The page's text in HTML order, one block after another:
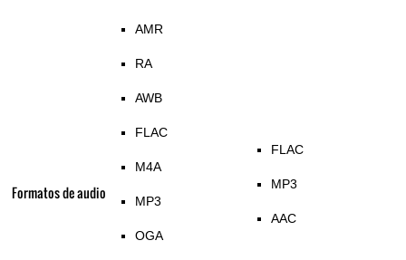
Formatos de audio
AMR
RA
AWB
FLAC
M4A
MP3
OGA
FLAC
MP3
AAC